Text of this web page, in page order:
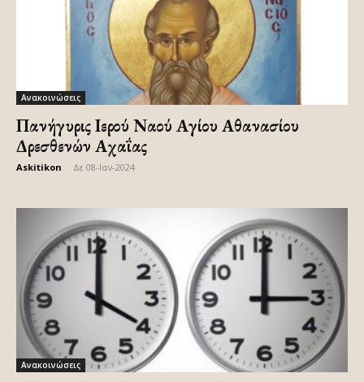
Ανακοινώσεις
Πανήγυρις Ιερού Ναού Αγίου Αθανασίου
Δρεσθενών Αχαΐας
Askitikon Δε 08-Ιαν-2024
Ανακοινώσεις